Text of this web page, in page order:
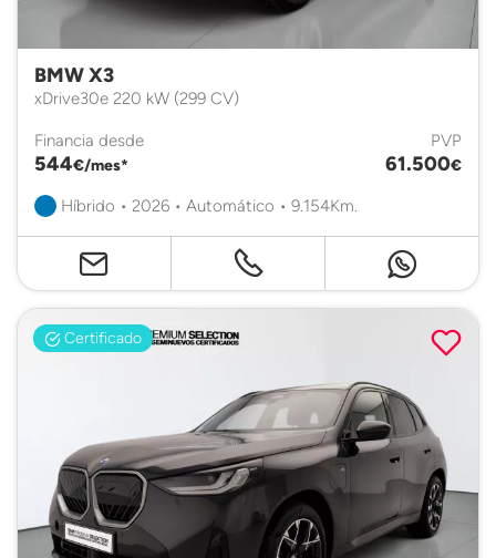
BMW X3
xDrive30e 220 kW (299 CV)
Financia desde
544€/mes*
PVP
61.500€
Híbrido • 2026 • Automático • 9.154Km.
Certificado